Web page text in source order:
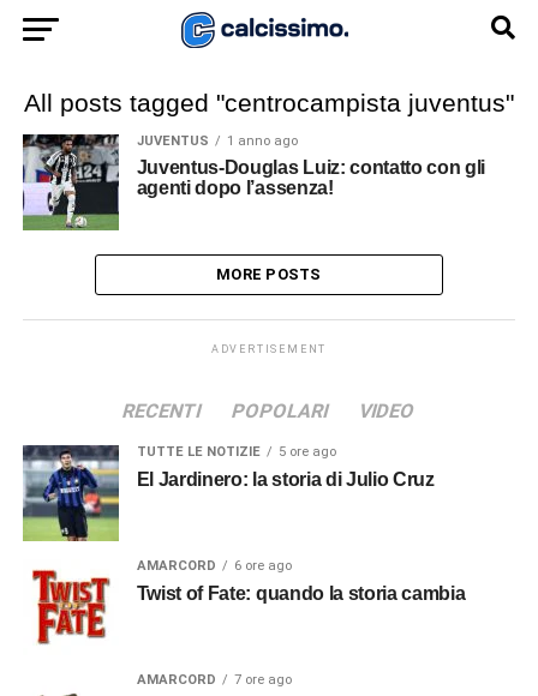
All posts tagged "centrocampista juventus"
JUVENTUS 1 anno ago
Juventus-Douglas Luiz: contatto con gli
agenti dopo l’assenza!
MORE POSTS
ADVERTISEMENT
RECENTI POPOLARI VIDEO
TUTTE LE NOTIZIE 5 ore ago
El Jardinero: la storia di Julio Cruz
AMARCORD 6 ore ago
Twist of Fate: quando la storia cambia
AMARCORD 7 ore ago